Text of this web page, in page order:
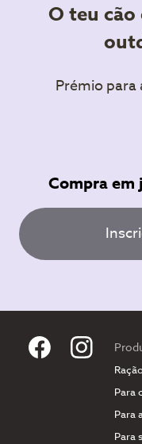
O teu
Prémio
Compra em
Para
Para
Para